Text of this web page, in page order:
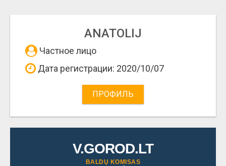
ANATOLIJ
Частное лицо
Дата регистрации: 2020/10/07
ПРОФИЛЬ
V.GOROD.LT
BALDŲ KOMISAS